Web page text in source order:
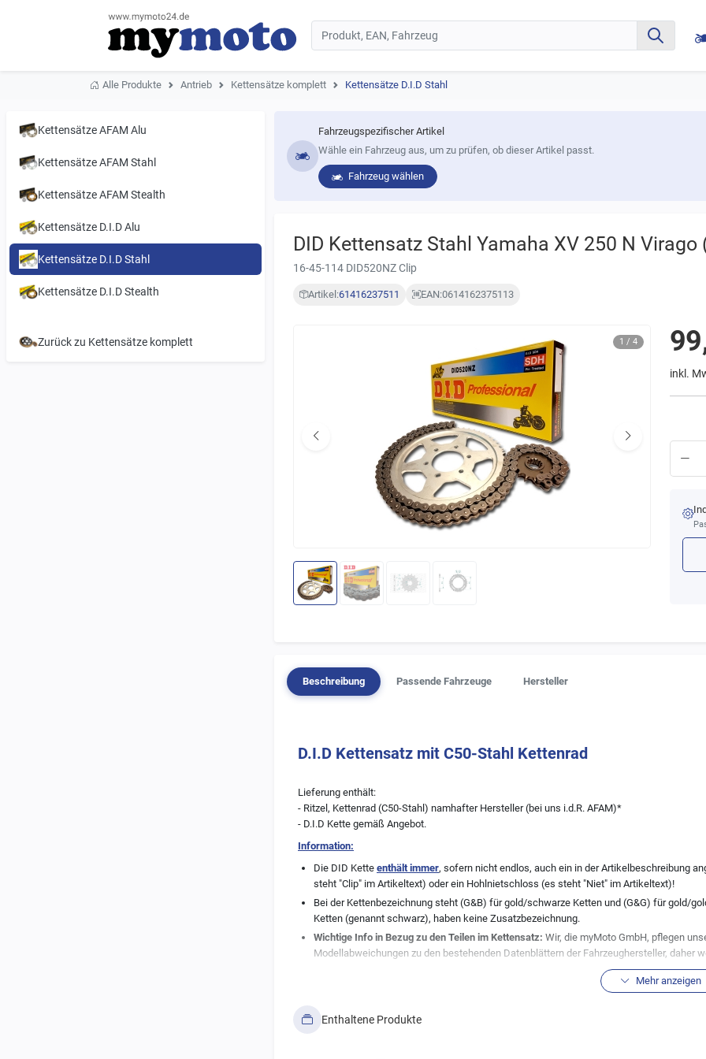
Alle Produkte Antrieb Kettensätze komplett Kettensätze D.I.D Stahl
Kettensätze AFAM Alu
Kettensätze AFAM Stahl
Kettensätze AFAM Stealth
Kettensätze D.I.D Alu
Kettensätze D.I.D Stahl
Kettensätze D.I.D Stealth
Zurück zu Kettensätze komplett
Fahrzeugspezifischer Artikel
Wähle ein Fahrzeug aus, um zu prüfen, ob dieser Artikel passt.
Fahrzeug wählen
DID Kettensatz Stahl Yamaha XV 250 N Virago
16-45-114 DID520NZ Clip
Artikel:61416237511 EAN:0614162375113
1 / 4
inkl.
Beschreibung Passende Fahrzeuge Hersteller
D.I.D Kettensatz mit C50-Stahl Kettenrad
Lieferung enthält:
- Ritzel, Kettenrad (C50-Stahl) namhafter Hersteller (bei uns i.d.R. AFAM)*
- D.I.D Kette gemäß Angebot.
Information:
Die DID Kette enthält immer, sofern nicht endlos, auch ein in der Artikelbeschreibung
steht "Clip" im Artikeltext) oder ein Hohlnietschloss (es steht "Niet" im Artikeltext)!
Bei der Kettenbezeichnung steht (G&B) für gold/schwarze Ketten und (G&G) für gold/
Ketten (genannt schwarz), haben keine Zusatzbezeichnung.
Wichtige Info in Bezug zu den Teilen im Kettensatz: Wir, die myMoto GmbH, pflegen
Modellabweichungen zu den bestehenden Datenblättern der Fahrzeughersteller,
angezeigten Fahrzeugzuordnungen zu dem angebotenen Artikel von uns. Bei vielen
der Hersteller durchgeführt, so dass die hier aufgeführte Kitkomobination nicht immer
technisch angesprochenen Bauteile mit den bei Ihrem Fahrzeug verbauten
Mehr anzeigen
Enthaltene Produkte